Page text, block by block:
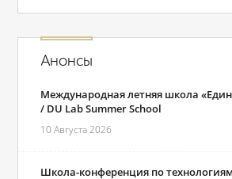
Анонсы
Международная летняя школа
/ DU Lab Summer School
10 Августа 2026
Школа-конференция по